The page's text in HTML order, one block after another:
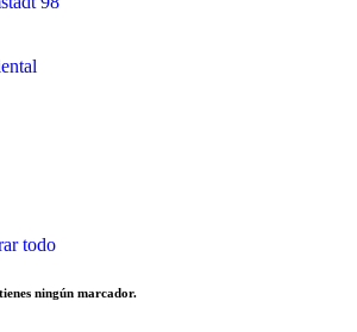
todo
ningún marcador.